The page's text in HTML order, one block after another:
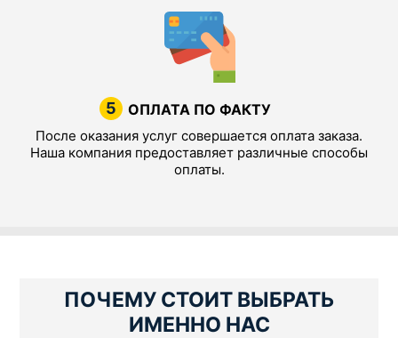
5 ОПЛАТА ПО ФАКТУ
После оказания услуг совершается оплата заказа.
Наша компания предоставляет различные способы
оплаты.
ПОЧЕМУ СТОИТ ВЫБРАТЬ
ИМЕННО НАС